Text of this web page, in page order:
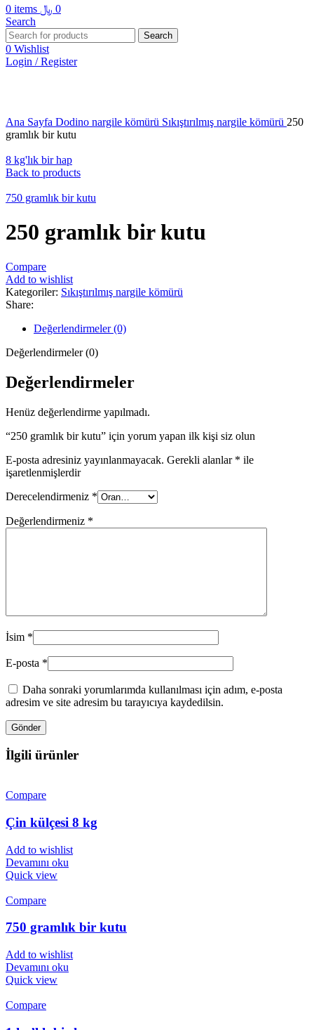
0 items 0 ﷼
Search
Search
0 Wishlist
Login / Register
Ana Sayfa Dodino nargile kömürü Sıkıştırılmış nargile kömürü 250
gramlık bir kutu
8 kg'lık bir hap
Back to products
750 gramlık bir kutu
250 gramlık bir kutu
Compare
Add to wishlist
Kategoriler: Sıkıştırılmış nargile kömürü
Share:
Değerlendirmeler (0)
Değerlendirmeler (0)
Değerlendirmeler
Henüz değerlendirme yapılmadı.
“250 gramlık bir kutu” için yorum yapan ilk kişi siz olun
E-posta adresiniz yayınlanmayacak. Gerekli alanlar * ile
işaretlenmişlerdir
Derecelendirmeniz *
Değerlendirmeniz *
İsim *
E-posta *
Daha sonraki yorumlarımda kullanılması için adım, e-posta
adresim ve site adresim bu tarayıcıya kaydedilsin.
İlgili ürünler
Compare
Çin külçesi 8 kg
Add to wishlist
Devamını oku
Quick view
Compare
750 gramlık bir kutu
Add to wishlist
Devamını oku
Quick view
Compare